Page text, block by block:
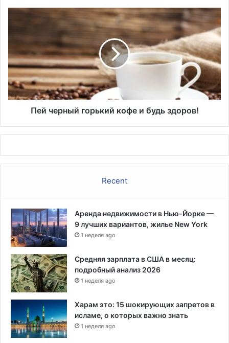
Пей
горький
и
будь
здоров!
Пей черный горький кофе и будь здоров!
Recent
Аренда недвижимости в Нью-Йорке —
9 лучших вариантов, жилье New York
1 неделя ago
Средняя зарплата в США в месяц:
подробный анализ 2026
1 неделя ago
Харам это: 15 шокирующих запретов в
исламе, о которых важно знать
1 неделя ago